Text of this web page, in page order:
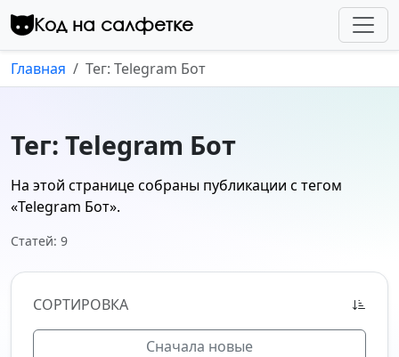
Перейти к контенту
Код на салфетке
Главная Тег: Telegram Бот
Тег: Telegram Бот
На этой странице собраны публикации с тегом
«Telegram Бот».
Статей: 9
СОРТИРОВКА
Сначала новые